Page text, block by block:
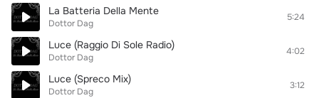
La Batteria Della Mente
Dottor Dag
5:24
Luce (Raggio Di Sole Radio)
Dottor Dag
4:02
Luce (Spreco Mix)
Dottor Dag
3:12